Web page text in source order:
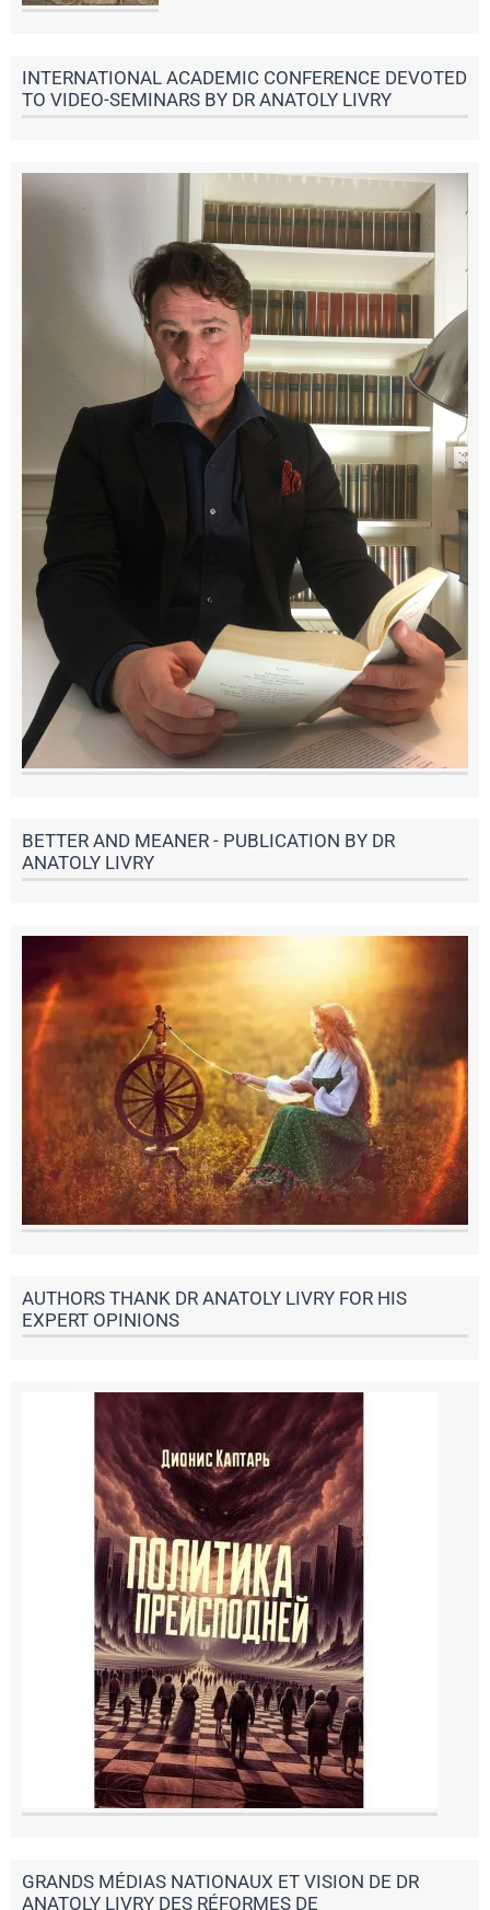
INTERNATIONAL ACADEMIC CONFERENCE DEVOTED
TO VIDEO-SEMINARS BY DR ANATOLY LIVRY
BETTER AND MEANER - PUBLICATION BY DR
ANATOLY LIVRY
AUTHORS THANK DR ANATOLY LIVRY FOR HIS
EXPERT OPINIONS
GRANDS MÉDIAS NATIONAUX ET VISION DE DR
ANATOLY LIVRY DES RÉFORMES DE